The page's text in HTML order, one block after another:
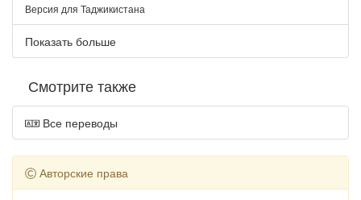
Версия для Таджикистана
Показать больше
Смотрите также
Все переводы
Авторские права